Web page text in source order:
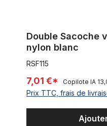
Double Sacoche
nylon blanc
RSF115
7,01 €* Copilote IA
Prix TTC, frais de